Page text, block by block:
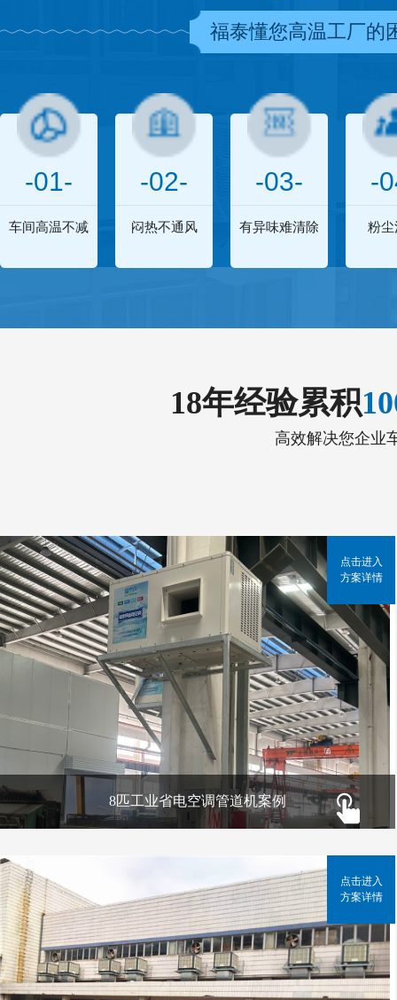
福泰懂您高温工厂的
-01-
车间高温不减
-02-
闷热不通风
-03-
有异味难清除
-
粉尘
18年经验累积
高效解决您企业
8匹工业省电空调管道机案例
点击进入
方案详情
点击进入
方案详情